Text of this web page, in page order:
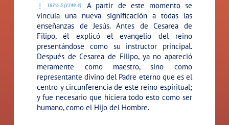
157:6.5 (1749.4)
A partir de este momento se
vincula una nueva significación a todas las
enseñanzas de Jesús. Antes de Cesarea de
Filipo, él explicó el evangelio del reino
presentándose como su instructor principal.
Después de Cesarea de Filipo, ya no apareció
meramente como maestro, sino como
representante divino del Padre eterno que es el
centro y circunferencia de este reino espiritual;
y fue necesario que hiciera todo esto como ser
humano, como el Hijo del Hombre.